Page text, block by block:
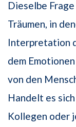
Dieselbe
Träumen, in
Interpretation
dem
von den
Handelt es
Kollegen oder